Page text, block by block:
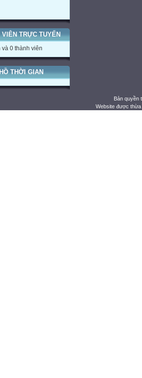
VIÊN TRỰC TUYẾN
và 0 thành viên
THỜI GIAN
Bản quyền
Website được